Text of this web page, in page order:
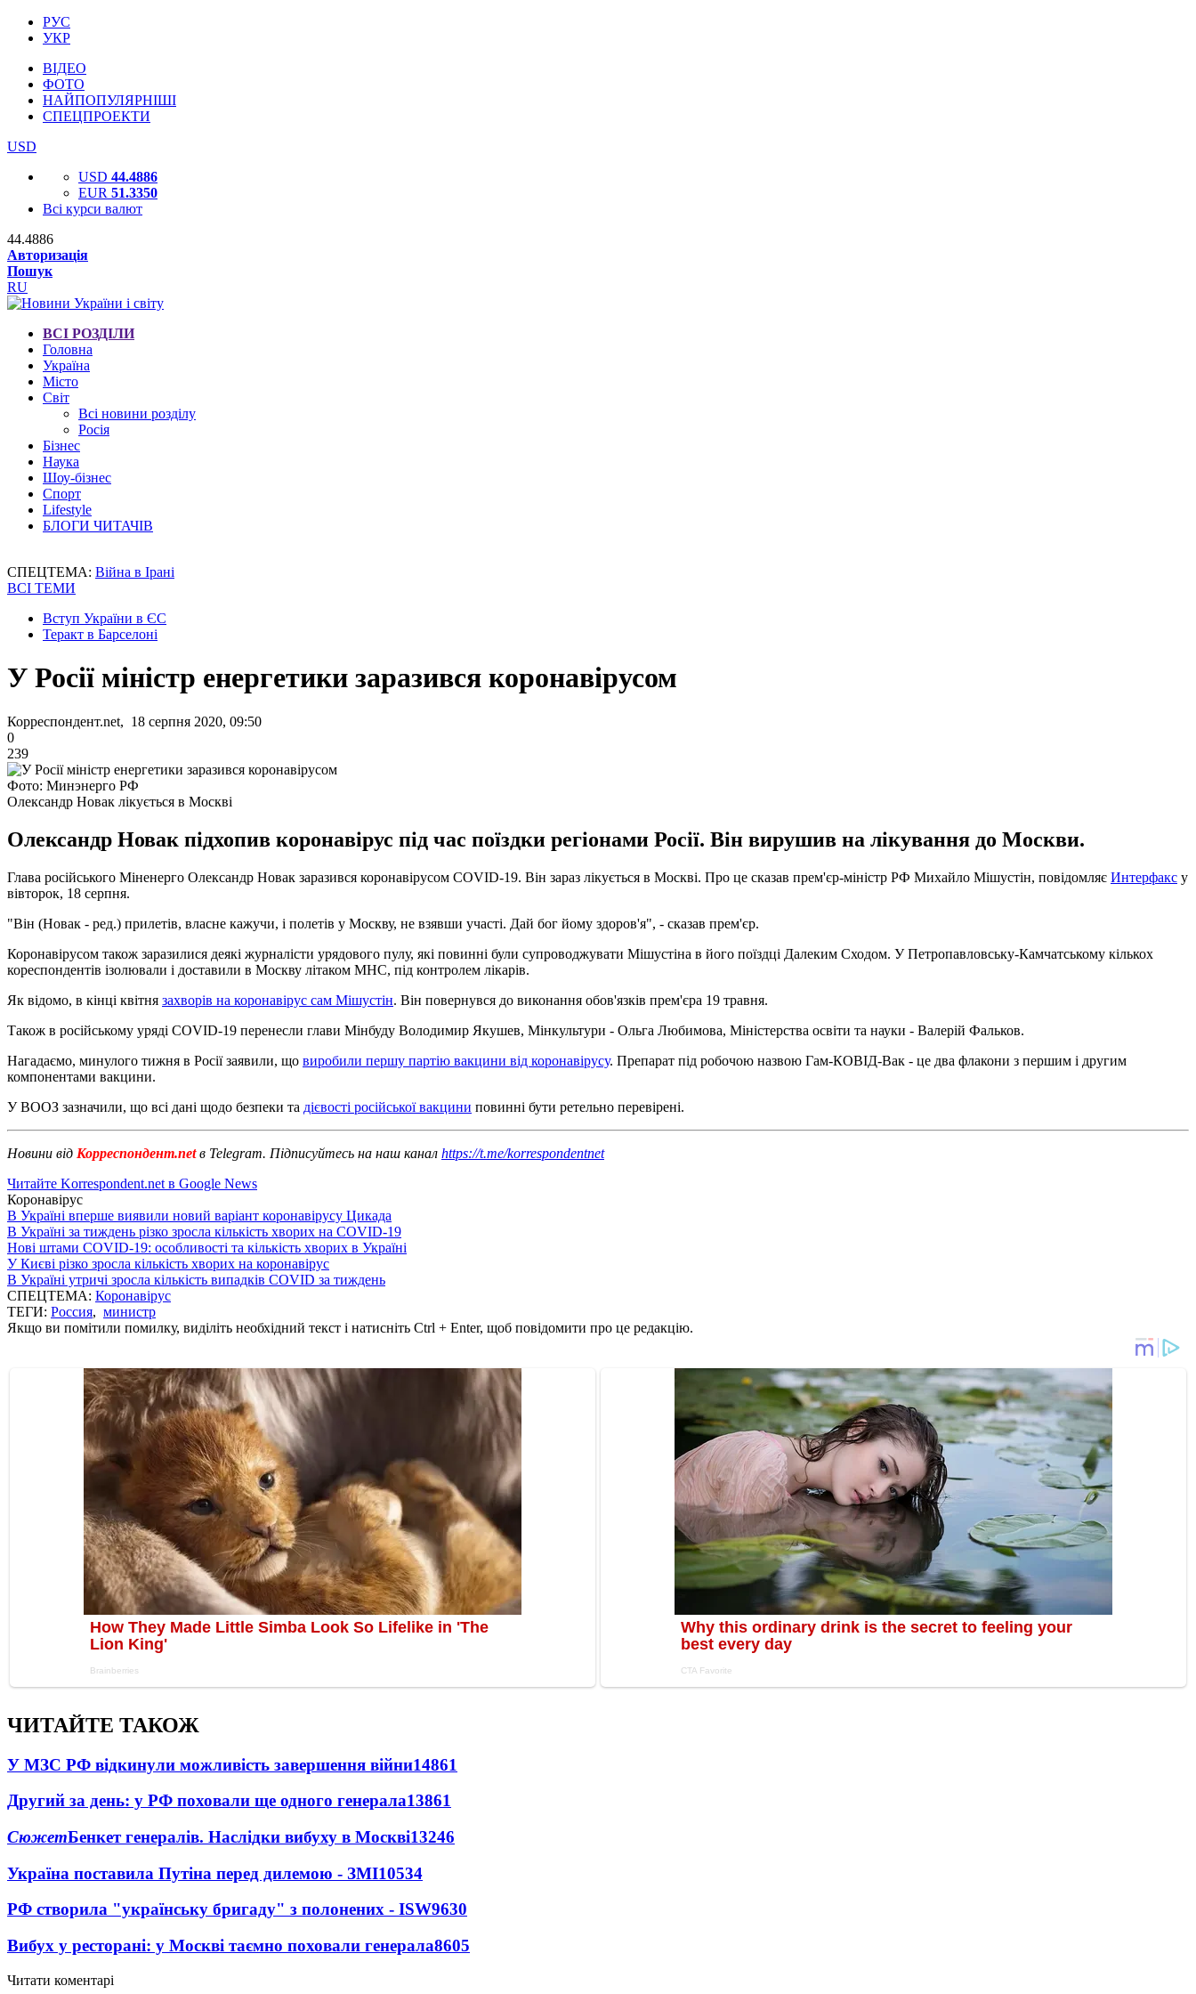
РУС
УКР
ВІДЕО
ФОТО
НАЙПОПУЛЯРНІШІ
СПЕЦПРОЕКТИ
USD
USD 44.4886
EUR 51.3350
Всі курси валют
44.4886
Авторизація
Пошук
RU
ВСІ РОЗДІЛИ
Головна
Україна
Місто
Світ
Всі новини розділу
Росія
Бізнес
Наука
Шоу-бізнес
Спорт
Lifestyle
БЛОГИ ЧИТАЧІВ
СПЕЦТЕМА: Війна в Ірані
ВСІ ТЕМИ
Вступ України в ЄС
Теракт в Барселоні
У Росії міністр енергетики заразився коронавірусом
Корреспондент.net, 18 серпня 2020, 09:50
0
239
Фото: Минэнерго РФ
Олександр Новак лікується в Москві
Олександр Новак підхопив коронавірус під час поїздки регіонами Росії. Він вирушив на лікування до Москви.
Глава російського Міненерго Олександр Новак заразився коронавірусом COVID-19. Він зараз лікується в Москві. Про це сказав прем'єр-міністр РФ Михайло Мішустін, повідомляє Интерфакс у
вівторок, 18 серпня.
"Він (Новак - ред.) прилетів, власне кажучи, і полетів у Москву, не взявши участі. Дай бог йому здоров'я", - сказав прем'єр.
Коронавірусом також заразилися деякі журналісти урядового пулу, які повинні були супроводжувати Мішустіна в його поїздці Далеким Сходом. У Петропавловську-Камчатському кількох
кореспондентів ізолювали і доставили в Москву літаком МНС, під контролем лікарів.
Як відомо, в кінці квітня захворів на коронавірус сам Мішустін. Він повернувся до виконання обов'язків прем'єра 19 травня.
Також в російському уряді COVID-19 перенесли глави Мінбуду Володимир Якушев, Мінкультури - Ольга Любимова, Міністерства освіти та науки - Валерій Фальков.
Нагадаємо, минулого тижня в Росії заявили, що виробили першу партію вакцини від коронавірусу. Препарат під робочою назвою Гам-КОВІД-Вак - це два флакони з першим і другим
компонентами вакцини.
У ВООЗ зазначили, що всі дані щодо безпеки та дієвості російської вакцини повинні бути ретельно перевірені.
Новини від Корреспондент.netв Telegram. Підписуйтесь на наш канал https://t.me/korrespondentnet
Читайте Korrespondent.net в Google News
Коронавірус
В Україні вперше виявили новий варіант коронавірусу Цикада
В Україні за тиждень різко зросла кількість хворих на COVID-19
Нові штами COVID-19: особливості та кількість хворих в Україні
У Києві різко зросла кількість хворих на коронавірус
В Україні утричі зросла кількість випадків COVID за тиждень
СПЕЦТЕМА: Коронавірус
ТЕГИ: Россия, министр
Якщо ви помітили помилку, виділіть необхідний текст і натисніть Ctrl + Enter, щоб повідомити про це редакцію.
ЧИТАЙТЕ ТАКОЖ
У МЗС РФ відкинули можливість завершення війни14861
Другий за день: у РФ поховали ще одного генерала13861
СюжетБенкет генералів. Наслідки вибуху в Москві13246
Україна поставила Путіна перед дилемою - ЗМІ10534
РФ створила "українську бригаду" з полонених - ISW9630
Вибух у ресторані: у Москві таємно поховали генерала8605
Читати коментарі